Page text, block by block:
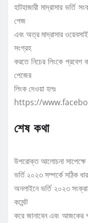
হাটহাজারী মাদ্রাসার
পেজ
এবং অত্র মাদ্রাসার
সংগ্রহ
করতে নিচের লিংকে
পেজের
লিংক দেওয়া হলঃ
https://
শেষ কথা
উপরোক্ত আলোচনা সাপেক্ষে
ভর্তি ২০২৩ সম্পর্কে সঠিক
অনলাইনে ভর্তি ২০২৩
কমেন্ট
করে জানাবেন এবং আজকের